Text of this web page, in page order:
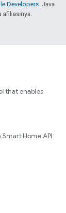
Developers. Java
afiliasinya.
that enables
Home API